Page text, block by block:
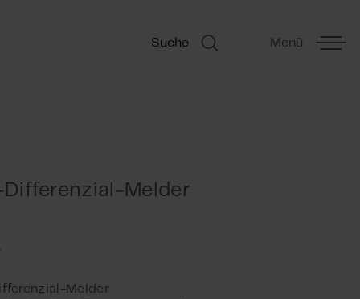
Suche Menü
Melder
Melder